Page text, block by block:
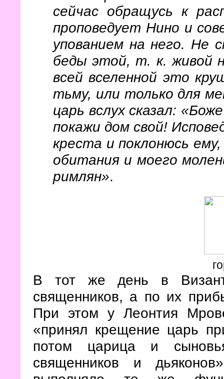
сейчас обращусь к
проповедует Нино и
упованием на него. Не
беды этой, т. к. живой
всей вселенной это
тьму, или только для
царь вслух сказал:
покажи дом свой!
креста и поклонюсь
обитания и моего
римлян».
В тот же день в
священников, а по их
При этом у Леонтия
«принял крещение царь
потом царица и
священников и